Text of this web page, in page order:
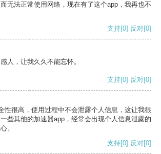
无法正常使用网络，现在有了这个app，我再也不
支持[0] 反对[0]
人，让我久久不能忘怀。
支持[0] 反对[0]
性很高，使用过程中不会泄露个人信息，这让我很
些其他的加速器app，经常会出现个人信息泄露的
。
支持[0] 反对[0]